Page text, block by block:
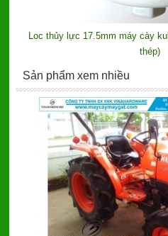
Loc thủy lực 17.5mm máy cày
thép)
Sản phẩm xem nhiều